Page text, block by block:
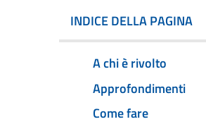
INDICE DELLA PAGINA
A chi è rivolto
Approfondimenti
Come fare